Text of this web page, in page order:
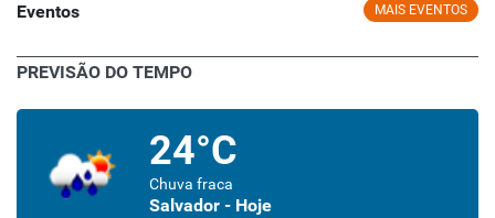
MAIS EVENTOS
Eventos
PREVISÃO DO TEMPO
24°C
Chuva fraca
Salvador - Hoje